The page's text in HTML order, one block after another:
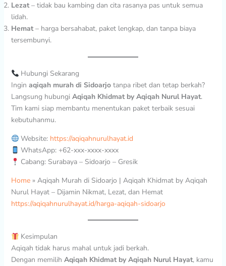
Lezat– tidak bau kambing dan cita rasanya pas untuk semua
lidah.
Hemat– harga bersahabat, paket lengkap, dan tanpa biaya
tersembunyi.
Hubungi Sekarang
Ingin aqiqah murah di Sidoarjotanpa ribet dan tetap berkah?
Langsung hubungi Aqiqah Khidmat by Aqiqah Nurul Hayat.
Tim kami siap membantu menentukan paket terbaik sesuai
kebutuhanmu.
Website: https://aqiqahnurulhayat.id
WhatsApp: +62-xxx-xxxx-xxxx
Cabang: Surabaya – Sidoarjo – Gresik
Home» Aqiqah Murah di Sidoarjo | Aqiqah Khidmat by Aqiqah
Nurul Hayat – Dijamin Nikmat, Lezat, dan Hemat
https://aqiqahnurulhayat.id/harga-aqiqah-sidoarjo
Kesimpulan
Aqiqah tidak harus mahal untuk jadi berkah.
Dengan memilih Aqiqah Khidmat by Aqiqah Nurul Hayat, kamu